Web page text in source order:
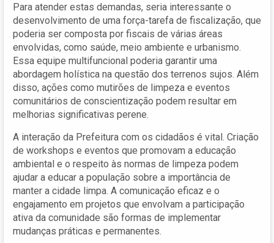
Para atender estas demandas, seria interessante o
desenvolvimento de uma força-tarefa de fiscalização, que
poderia ser composta por fiscais de várias áreas
envolvidas, como saúde, meio ambiente e urbanismo.
Essa equipe multifuncional poderia garantir uma
abordagem holística na questão dos terrenos sujos. Além
disso, ações como mutirões de limpeza e eventos
comunitários de conscientização podem resultar em
melhorias significativas perene.
A interação da Prefeitura com os cidadãos é vital. Criação
de workshops e eventos que promovam a educação
ambiental e o respeito às normas de limpeza podem
ajudar a educar a população sobre a importância de
manter a cidade limpa. A comunicação eficaz e o
engajamento em projetos que envolvam a participação
ativa da comunidade são formas de implementar
mudanças práticas e permanentes.